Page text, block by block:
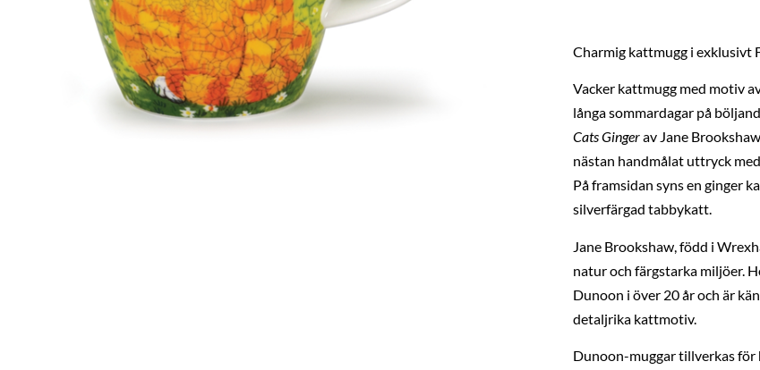
Charmig kattmugg i exklusivt
Vacker kattmugg med motiv
långa sommardagar på
Cats Gingerav Jane
nästan handmålat uttryck
På framsidan syns en ginger
silverfärgad tabbykatt.
Jane Brookshaw, född i
natur och färgstarka miljöer.
Dunoon i över 20 år och är
detaljrika kattmotiv.
Dunoon-muggar tillverkas för